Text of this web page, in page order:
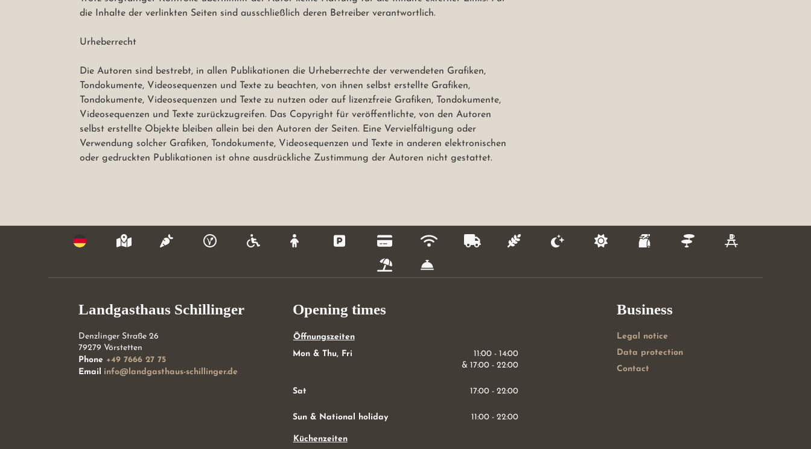
die Inhalte der verlinkten Seiten sind ausschließlich deren Betreiber verantwortlich.
Urheberrecht
Die Autoren sind bestrebt, in allen Publikationen die Urheberrechte der verwendeten Grafiken,
Tondokumente, Videosequenzen und Texte zu beachten, von ihnen selbst erstellte Grafiken,
Tondokumente, Videosequenzen und Texte zu nutzen oder auf lizenzfreie Grafiken, Tondokumente,
Videosequenzen und Texte zurückzugreifen. Das Copyright für veröffentlichte, von den Autoren
selbst erstellte Objekte bleiben allein bei den Autoren der Seiten. Eine Vervielfältigung oder
Verwendung solcher Grafiken, Tondokumente, Videosequenzen und Texte in anderen elektronischen
oder gedruckten Publikationen ist ohne ausdrückliche Zustimmung der Autoren nicht gestattet.
Landgasthaus Schillinger
Denzlinger Straße 26
79279 Vörstetten
Phone +49 7666 27 75
Email
info@landgasthaus-schillinger.de
Opening times
Öffnungszeiten
Mon & Thu, Fri
11:00 - 14:00
& 17:00 - 22:00
Sat 17:00 - 22:00
Sun & National holiday 11:00 - 22:00
Küchenzeiten
Business
Legal notice
Data protection
Contact